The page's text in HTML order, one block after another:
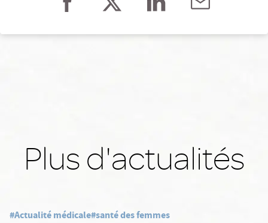
Plus d'actualités
#Actualité médicale#santé des femmes